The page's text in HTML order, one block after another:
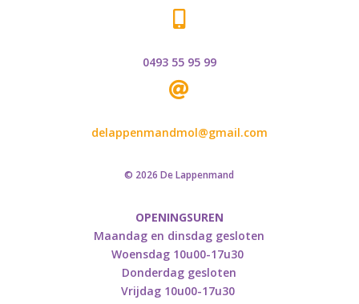

0493 55 95 99

delappenmandmol@gmail.com
© 2026 De Lappenmand
OPENINGSUREN
Maandag en dinsdag gesloten
Woensdag 10u00-17u30
Donderdag gesloten
Vrijdag 10u00-17u30